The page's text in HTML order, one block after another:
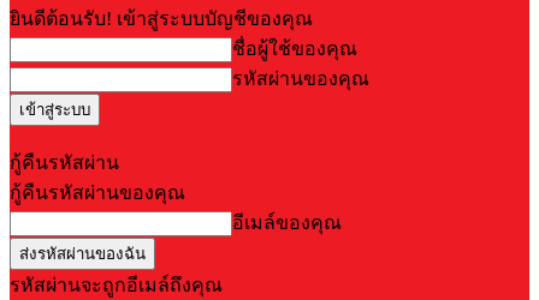
ยินดีต้อนรับ! เข้าสู่ระบบบัญชีของคุณ
ชื่อผู้ใช้ของคุณ
รหัสผ่านของคุณ
กู้คืนรหัสผ่าน
กู้คืนรหัสผ่านของคุณ
อีเมล์ของคุณ
รหัสผ่านจะถูกอีเมล์ถึงคุณ